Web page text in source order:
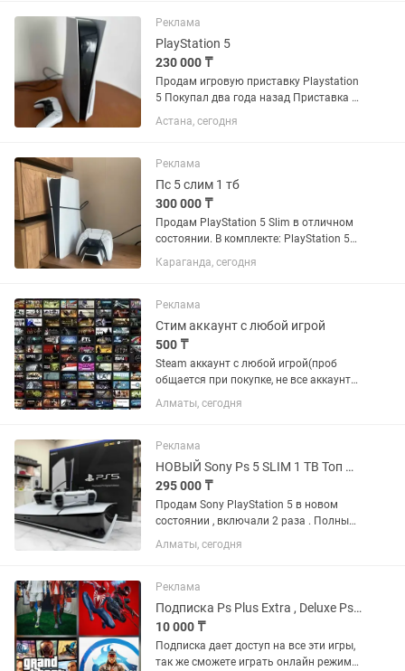
В наличии: Assassin’s Creed Valhalla -...
Реклама
PlayStation 5
230 000 ₸
Продам игровую приставку Playstation
5 Покупал два года назад Приставка и
джойстик полностью в исправном
состоянии Не вскрывалась и на
Пользовался исключительно...
Астана, сегодня
Реклама
Пс 5 слим 1 тб
300 000 ₸
Продам PlayStation 5 Slim в отличном
состоянии. В комплекте: PlayStation 5
Slim 4G 2 оригинальных беспроводных
геймпада DualSense Зарядная станция
Игры и...
Караганда, сегодня
Реклама
Стим аккаунт с любой игрой
500 ₸
Steam аккаунт с любой игрой(проб
общается при покупке, не все аккаунты
по 500) Легит ! АККАУНТЫ НЕ ОБЩИЕ ,
ЛИЧНЫЕ С Steam Guard ! Есть гарантия
поменяю аккаунт...
Алматы, сегодня
Реклама
НОВЫЙ Sony Ps 5 SLIM 1 TB Топ Игры . PlayStation Слим 1 Терабайт
295 000 ₸
Продам Sony PlayStation 5 в новом
состоянии , включали 2 раза . Полный
оригинальный комплект , все провода
для подключения. + ТОПОВЫЕ ИГРЫ :
Алматы, сегодня
Реклама
Подписка Ps Plus Extra , Deluxe Ps4/Ps5
10 000 ₸
Подписка дает доступ на все эти игры,
так же сможете играть онлайн режиме.